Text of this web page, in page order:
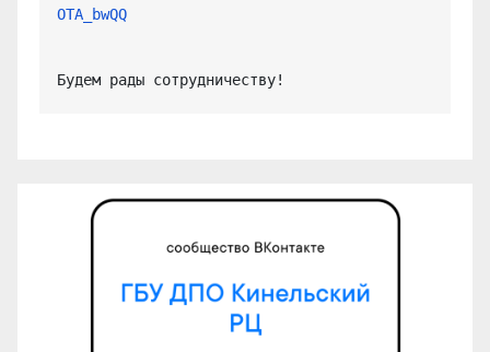
OTA_bwQQ
Будем рады сотрудничеству!